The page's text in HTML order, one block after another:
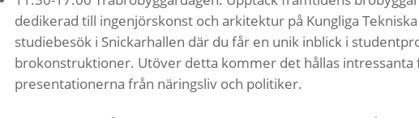
dedikerad till ingenjörskonst och arkitektur på Kungliga
studiebesök i Snickarhallen där du får en unik inblick i
brokonstruktioner. Utöver detta kommer det hållas intressanta
presentationerna från näringsliv och politiker.